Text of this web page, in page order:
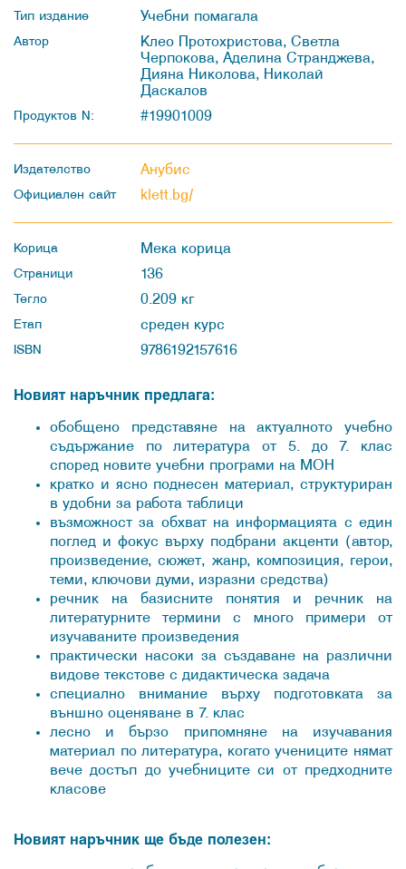
Тип издание Учебни помагала
Автор
Клео Протохристова, Светла
Черпокова, Аделина Странджева,
Дияна Николова, Николай
Даскалов
Продуктов N: #19901009
Издателство Анубис
Официален сайт klett.bg/
Корица Мека корица
Страници 136
Тегло 0.209 кг
Етап среден курс
ISBN 9786192157616
Новият наръчник предлага:
обобщено представяне на актуалното учебно
съдържание по литература от 5. до 7. клас
според новите учебни програми на МОН
кратко и ясно поднесен материал, структуриран
в удобни за работа таблици
възможност за обхват на информацията с един
поглед и фокус върху подбрани акценти (автор,
произведение, сюжет, жанр, композиция, герои,
теми, ключови думи, изразни средства)
речник на базисните понятия и речник на
литературните термини с много примери от
изучаваните произведения
практически насоки за създаване на различни
видове текстове с дидактическа задача
специално внимание върху подготовката за
външно оценяване в 7. клас
лесно и бързо припомняне на изучавания
материал по литература, когато учениците нямат
вече достъп до учебниците си от предходните
класове
Новият наръчник ще бъде полезен: